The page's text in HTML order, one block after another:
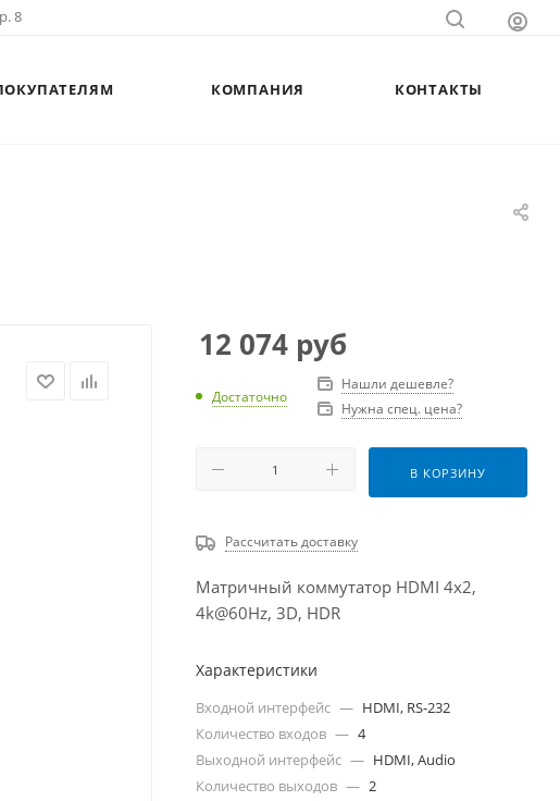
8
КОМПАНИЯ КОНТАКТЫ
12 074 руб
Достаточно
Нашли дешевле?
Нужна спец. цена?
В КОРЗИНУ
Рассчитать доставку
Матричный коммутатор HDMI 4x2,
4k@60Hz, 3D, HDR
Характеристики
Входной интерфейс — HDMI, RS-232
Количество входов — 4
Выходной интерфейс — HDMI, Audio
Количество выходов — 2